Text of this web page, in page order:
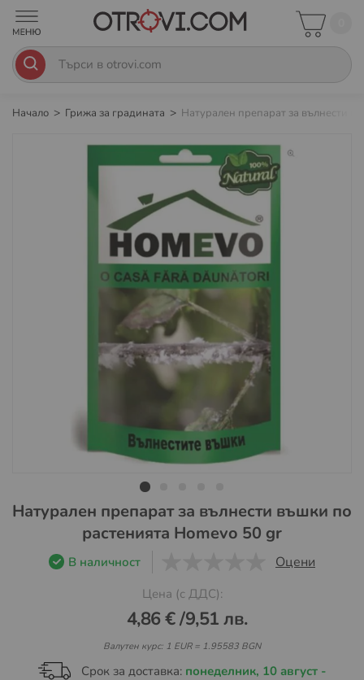
Начало Грижа за градината Натурален препарат за вълнести
Преминете
Натурален препарат за вълнести въшки по
растенията Homevo 50 gr
В наличност Оцени
Цена (с ДДС):
4,86 €/9,51 лв.
Валутен курс: 1 EUR = 1.95583 BGN
Срок за доставка: понеделник, 10 август -